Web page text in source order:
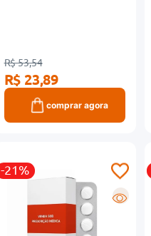
R$ 53,54
R$ 23,89
comprar agora
-21%
R